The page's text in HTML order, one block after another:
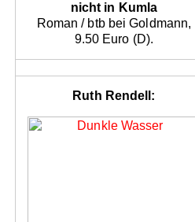
nicht in Kumla
Roman / btb bei Goldmann,
9.50 Euro (D).
Ruth Rendell: